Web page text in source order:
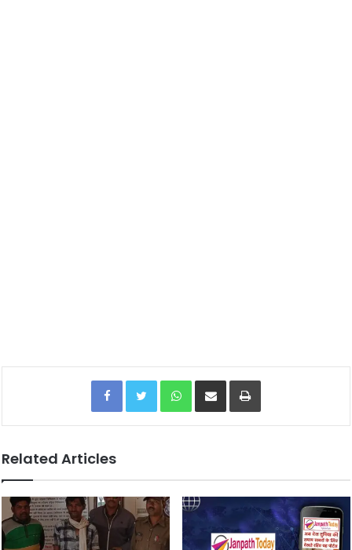
Facebook Twitter WhatsApp
Related Articles